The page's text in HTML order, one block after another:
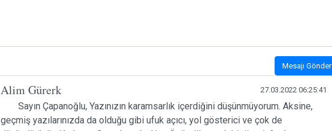
Mesajı Gönder
Alim Gürerk 27.03.2022 06:25:41
Sayın Çapanoğlu, Yazınızın karamsarlık içerdiğini düşünmüyorum. Aksine,
geçmiş yazılarınızda da olduğu gibi ufuk açıcı, yol gösterici ve çok de